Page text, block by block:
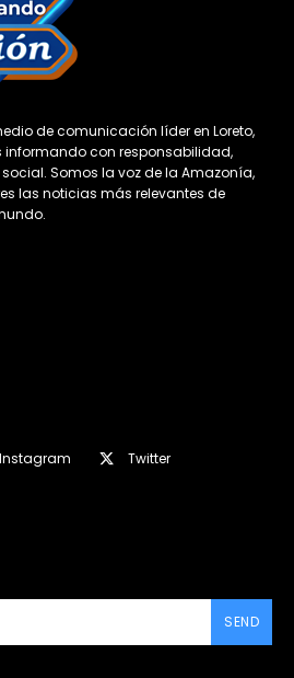
de comunicación líder en Loreto,
con responsabilidad,
Somos la voz de la Amazonía,
las noticias más relevantes de
Instagram
Twitter
SEND